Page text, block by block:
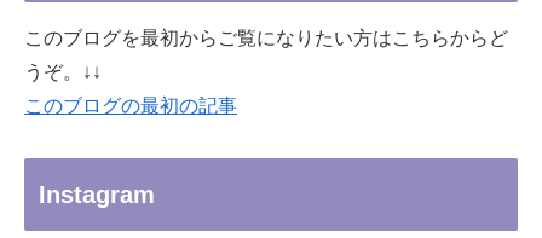
このブログを最初からご覧になりたい方はこちらからど
うぞ。↓↓
このブログの最初の記事
Instagram